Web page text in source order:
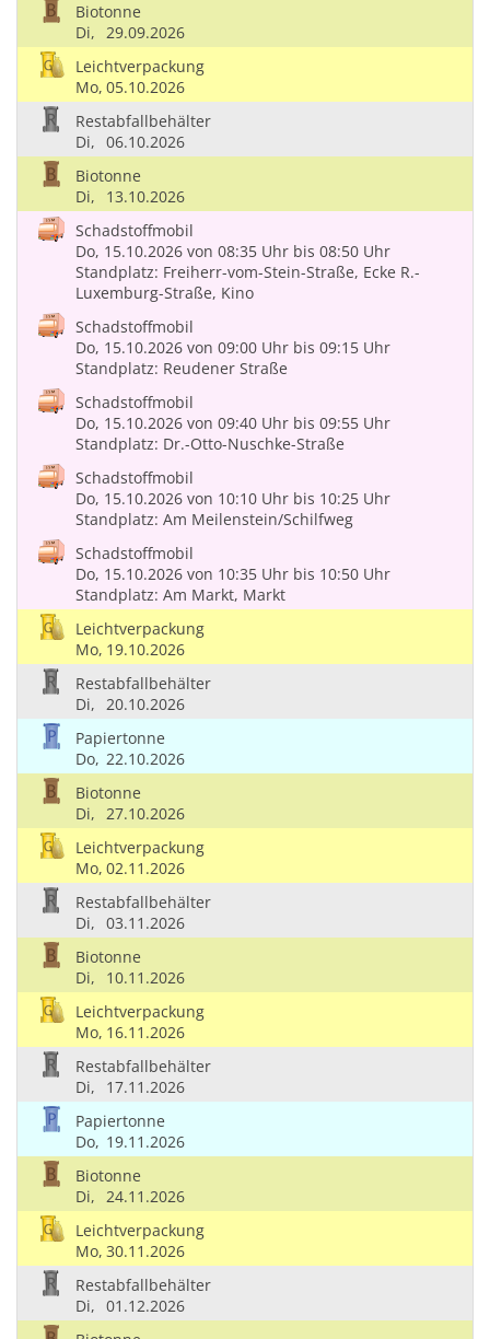
Biotonne
Di, 29.09.2026
Leichtverpackung
Mo, 05.10.2026
Restabfallbehälter
Di, 06.10.2026
Biotonne
Di,
13.10.2026
Schadstoffmobil
Do, 15.10.2026 von 08:35 Uhr bis 08:50 Uhr
Standplatz: Freiherr-vom-Stein-Straße, Ecke R.-
Luxemburg-Straße, Kino
Schadstoffmobil
Do, 15.10.2026 von 09:00 Uhr bis 09:15 Uhr
Standplatz: Reudener Straße
Schadstoffmobil
Do, 15.10.2026 von 09:40 Uhr bis 09:55 Uhr
Standplatz: Dr.-Otto-Nuschke-Straße
Schadstoffmobil
Do, 15.10.2026 von 10:10 Uhr bis 10:25 Uhr
Standplatz: Am Meilenstein/Schilfweg
Schadstoffmobil
Do, 15.10.2026 von 10:35 Uhr bis 10:50 Uhr
Standplatz: Am Markt, Markt
Leichtverpackung
Mo, 19.10.2026
Restabfallbehälter
Di, 20.10.2026
Papiertonne
Do, 22.10.2026
Biotonne
Di, 27.10.2026
Leichtverpackung
Mo, 02.11.2026
Restabfallbehälter
Di, 03.11.2026
Biotonne
Di,
10.11.2026
Leichtverpackung
Mo, 16.11.2026
Restabfallbehälter
Di,
17.11.2026
Papiertonne
Do, 19.11.2026
Biotonne
Di, 24.11.2026
Leichtverpackung
Mo, 30.11.2026
Restabfallbehälter
Di, 01.12.2026